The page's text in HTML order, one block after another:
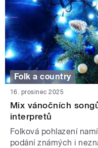
Folk a country
16. prosinec 2025
Mix vánočních
interpretů
Folková pohlazení
podání známých i